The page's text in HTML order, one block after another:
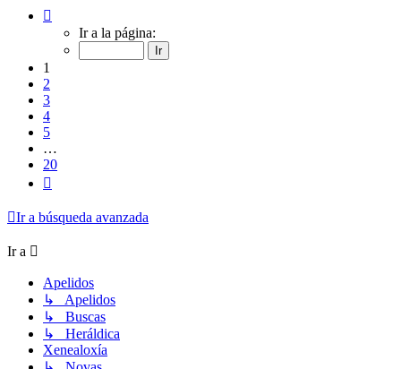
Ir a la página:
1
2
3
4
5
…
20
Ir a búsqueda avanzada
Ir a
Apelidos
↳ Apelidos
↳ Buscas
↳ Heráldica
Xenealoxía